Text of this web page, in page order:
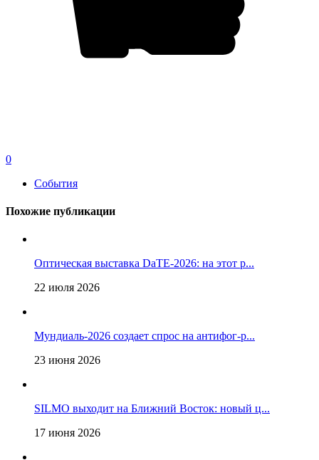
0
События
Похожие публикации
Оптическая выставка DaTE-2026: на этот р...
22 июля 2026
Мундиаль-2026 создает спрос на антифог-р...
23 июня 2026
SILMO выходит на Ближний Восток: новый ц...
17 июня 2026